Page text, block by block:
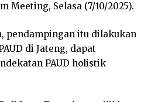
Meeting, Selasa (7/10/2025).
pendampingan itu dilakukan
di Jateng, dapat
PAUD holistik